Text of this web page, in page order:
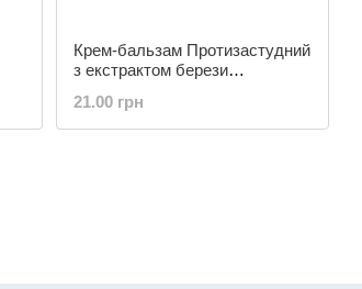
Крем-бальзам Протизастудний
з екстрактом берези
Cosmetics
21.00 грн